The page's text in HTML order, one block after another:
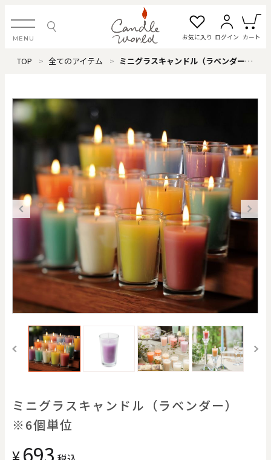
MENU お気に入り ログイン カート
ログイン・新規会員登録
お気に入り一覧
すべてのアイテム
カテゴリから探す
#タグから探す
価格で探す
20000
～ 円
クリア OK
色で探す
TOP 全てのアイテム ミニグラスキャンドル（ラベンダー） ※6個単位
ミニグラスキャンドル（ラベンダー）
※6個単位
693